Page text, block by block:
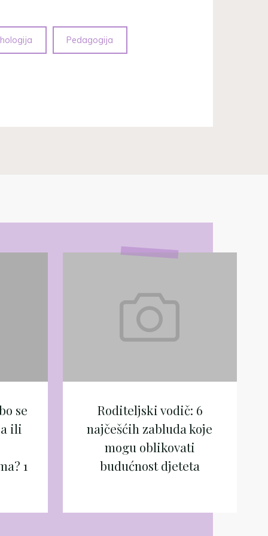
Pedagogija
se
ili
1
Roditeljski
6
najčešćih
zabluda
koje
djeteta
Roditeljski vodič: 6
najčešćih zabluda koje
mogu oblikovati
budućnost djeteta